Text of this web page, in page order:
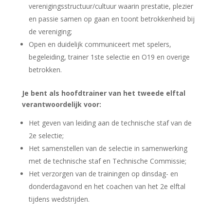
verenigingsstructuur/cultuur waarin prestatie, plezier
en passie samen op gaan en toont betrokkenheid bij
de vereniging;
Open en duidelijk communiceert met spelers,
begeleiding, trainer 1ste selectie en O19 en overige
betrokken.
Je bent als hoofdtrainer van het tweede elftal
verantwoordelijk voor:
Het geven van leiding aan de technische staf van de
2e selectie;
Het samenstellen van de selectie in samenwerking
met de technische staf en Technische Commissie;
Het verzorgen van de trainingen op dinsdag- en
donderdagavond en het coachen van het 2e elftal
tijdens wedstrijden.